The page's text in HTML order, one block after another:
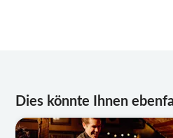
Dies könnte Ihnen